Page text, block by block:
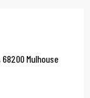
Mulhouse